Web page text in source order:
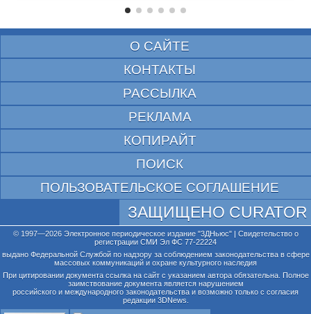
О САЙТЕ
КОНТАКТЫ
РАССЫЛКА
РЕКЛАМА
КОПИРАЙТ
ПОИСК
ПОЛЬЗОВАТЕЛЬСКОЕ СОГЛАШЕНИЕ
ЗАЩИЩЕНО CURATOR
© 1997—2026 Электронное периодическое издание "3ДНьюс" | Свидетельство о
регистрации СМИ Эл ФС 77-22224
выдано Федеральной Службой по надзору за соблюдением законодательства в сфере
массовых коммуникаций и охране культурного наследия
При цитировании документа ссылка на сайт с указанием автора обязательна. Полное
заимствование документа является нарушением
российского и международного законодательства и возможно только с согласия
редакции 3DNews.